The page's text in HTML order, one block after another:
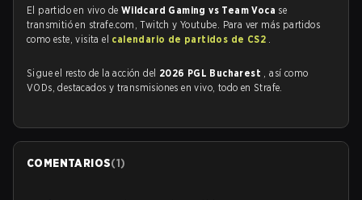
El partido en vivo de Wildcard Gaming vs Team Voca se
transmitió en strafe.com, Twitch y Youtube. Para ver más partidos
como este, visita el calendario de partidos de CS2 .
Sigue el resto de la acción del 2026 PGL Bucharest , así como
VODs, destacados y transmisiones en vivo, todo en Strafe.
COMENTARIOS(1)